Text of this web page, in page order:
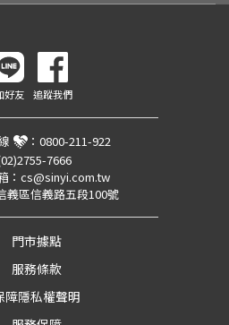
好友 追蹤我們
： 0800-211-922
7666
： cs@sinyi.com.tw
義區信義路五段100號
門市據點
服務條款
障隱私權聲明